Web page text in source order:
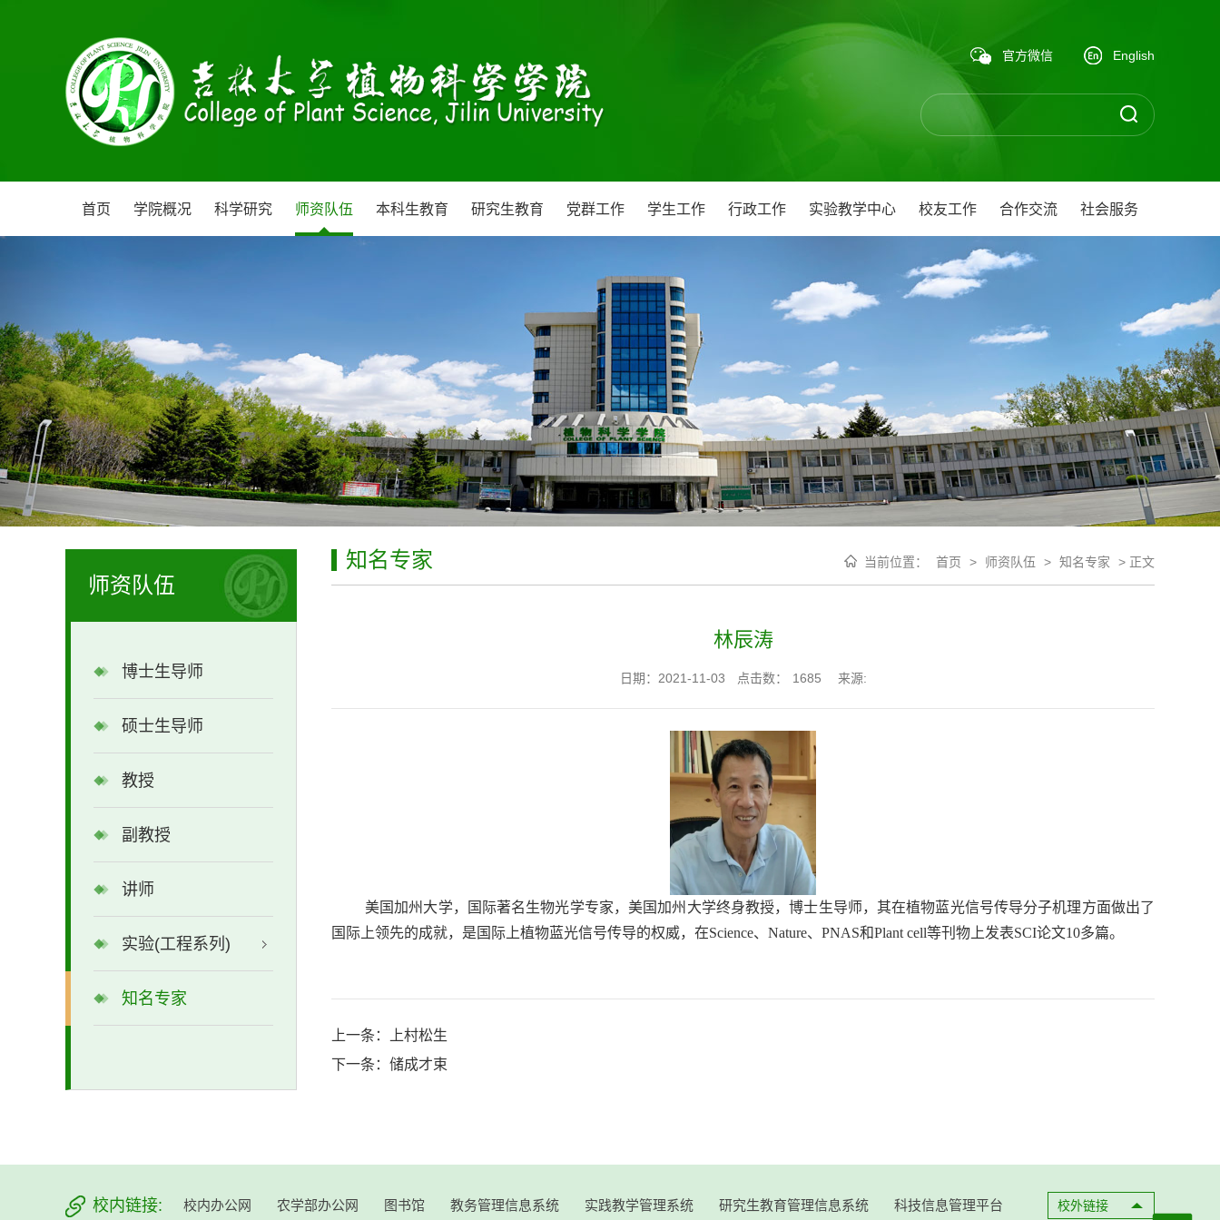
官方微信 English
首页 学院概况 科学研究 师资队伍 本科生教育 研究生教育 党群工作 学生工作 行政工作 实验教学中心 校友工作 合作交流 社会服务
师资队伍
博士生导师
硕士生导师
教授
副教授
讲师
实验(工程系列)
知名专家
知名专家 当前位置： 首页 > 师资队伍 > 知名专家 > 正文
林辰涛
日期：2021-11-03 点击数： 1685 来源:
美国加州大学， 国际著名生物光学专家，美国加州大学终身教授，博士生导师，其在植物蓝光信号传导分子机理方面做出了
国际上领先的成就，是国际上植物蓝光信号传导的权威，在Science、Nature、PNAS和Plant cell等刊物上发表SCI论文10多篇。
上一条：
上村松生
下一条： 储成才束
校内链接: 校内办公网 农学部办公网 图书馆 教务管理信息系统 实践教学管理系统 研究生教育管理信息系统 科技信息管理平台 校外链接